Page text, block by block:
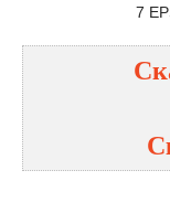
7